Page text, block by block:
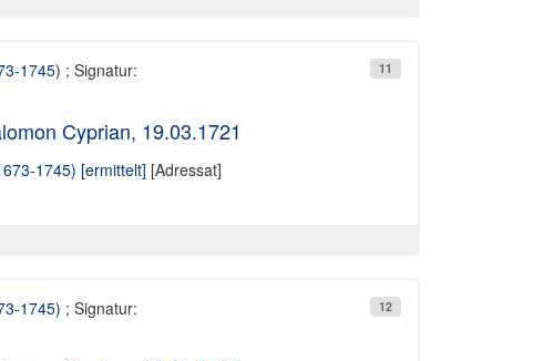
11
1745) ; Signatur:
Cyprian, 19.03.1721
1745) [ermittelt] [Adressat]
12
1745) ; Signatur: